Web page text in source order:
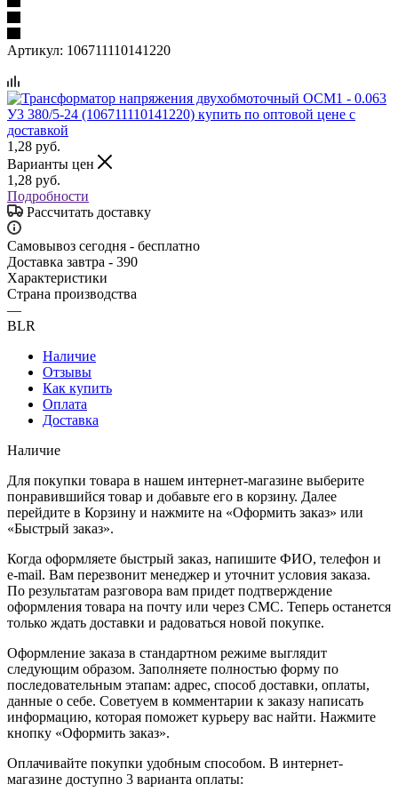
Артикул: 106711110141220
1,28 руб.
Варианты цен
1,28 руб.
Подробности
Рассчитать доставку
Самовывоз сегодня - бесплатно
Доставка завтра - 390
Характеристики
Страна производства
—
BLR
Наличие
Отзывы
Как купить
Оплата
Доставка
Наличие
Для покупки товара в нашем интернет-магазине выберите
понравившийся товар и добавьте его в корзину. Далее
перейдите в Корзину и нажмите на «Оформить заказ» или
«Быстрый заказ».
Когда оформляете быстрый заказ, напишите ФИО, телефон и
e-mail. Вам перезвонит менеджер и уточнит условия заказа.
По результатам разговора вам придет подтверждение
оформления товара на почту или через СМС. Теперь останется
только ждать доставки и радоваться новой покупке.
Оформление заказа в стандартном режиме выглядит
следующим образом. Заполняете полностью форму по
последовательным этапам: адрес, способ доставки, оплаты,
данные о себе. Советуем в комментарии к заказу написать
информацию, которая поможет курьеру вас найти. Нажмите
кнопку «Оформить заказ».
Оплачивайте покупки удобным способом. В интернет-
магазине доступно 3 варианта оплаты: